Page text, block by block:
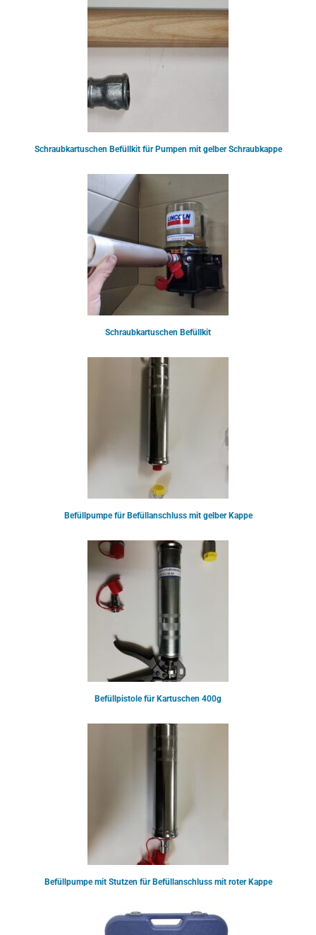
Schraubkartuschen Befüllkit für Pumpen mit gelber Schraubkappe
Schraubkartuschen Befüllkit
Befüllpumpe für Befüllanschluss mit gelber Kappe
Befüllpistole für Kartuschen 400g
Befüllpumpe mit Stutzen für Befüllanschluss mit roter Kappe